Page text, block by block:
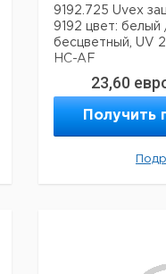
9192.725 Uvex
9192 цвет:
бесцветный, UV
HC-AF
23,60
Получить